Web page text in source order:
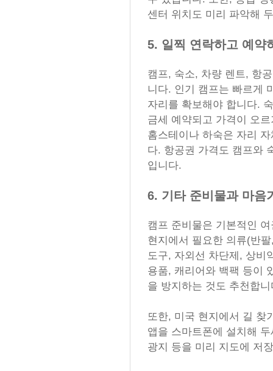
센터 위치도 미리 파악해
5. 일찍 연락하고 예약
캠프, 숙소, 차량 렌트, 항
니다. 인기 캠프는 빠르게
자리를 확보해야 합니다.
금세 예약되고 가격이 오
홈스테이나 하숙은 자리
다. 항공권 가격도 캠프와
입니다.
6. 기타 준비물과 마음
캠프 준비물은 기본적인
현지에서 필요한 의류(반
도구, 자외선 차단제, 상비
용품, 캐리어와 백팩 등이
을 방지하는 것도 추천합니
또한, 미국 현지에서 길 찾
앱을 스마트폰에 설치해
광지 등을 미리 지도에 저